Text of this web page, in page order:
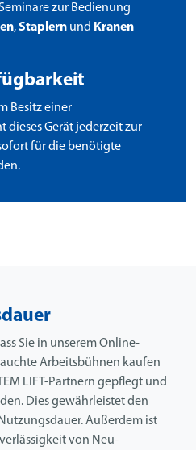
zur Bedienung
,Staplern und Kranen
Besitz einer
dieses Gerät jederzeit zur
für die benötigte
Sie in unserem Online-
Arbeitsbühnen kaufen
LIFT-Partnern gepflegt und
Dies gewährleistet den
Außerdem ist
von Neu-